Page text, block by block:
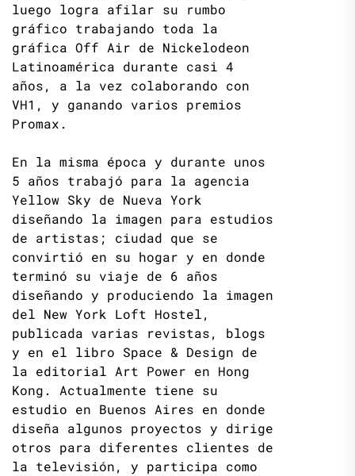
luego logra afilar su rumbo
gráfico trabajando toda la
gráfica Off Air de Nickelodeon
Latinoamérica durante casi 4
años, a la vez colaborando con
VH1, y ganando varios premios
Promax.
En la misma época y durante unos
5 años trabajó para la agencia
Yellow Sky de Nueva York
diseñando la imagen para estudios
de artistas; ciudad que se
convirtió en su hogar y en donde
terminó su viaje de 6 años
diseñando y produciendo la imagen
del New York Loft Hostel,
publicada varias revistas, blogs
y en el libro Space & Design de
la editorial Art Power en Hong
Kong. Actualmente tiene su
estudio en Buenos Aires en donde
diseña algunos proyectos y dirige
otros para diferentes clientes de
la televisión, y participa como